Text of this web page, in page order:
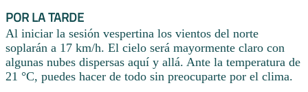
POR LA TARDE
Al iniciar la sesión vespertina los vientos del norte
soplarán a 17 km/h. El cielo será mayormente claro con
algunas nubes dispersas aquí y allá. Ante la temperatura de
21 °C, puedes hacer de todo sin preocuparte por el clima.